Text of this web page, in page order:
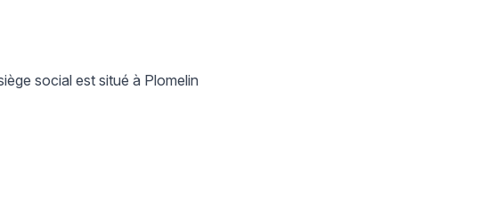
social est situé à Plomelin